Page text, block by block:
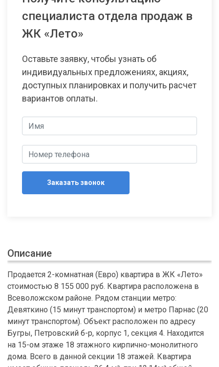
специалиста отдела продаж в
ЖК «Лето»
Оставьте заявку, чтобы узнать об
индивидуальных предложениях, акциях,
доступных планировках и получить расчет
вариантов оплаты.
Заказать звонок
Описание
Продается 2-комнатная (Евро) квартира в ЖК «Лето»
стоимостью 8 155 000 руб. Квартира расположена в
Всеволожском районе. Рядом станции метро:
Девяткино (15 минут транспортом) и метро Парнас (20
минут транспортом). Объект расположен по адресу
Бугры, Петровский б-р, корпус 1, секция 4. Находится
на 15-ом этаже 18 этажного кирпично-монолитного
дома. Всего в данной секции 18 этажей. Квартира